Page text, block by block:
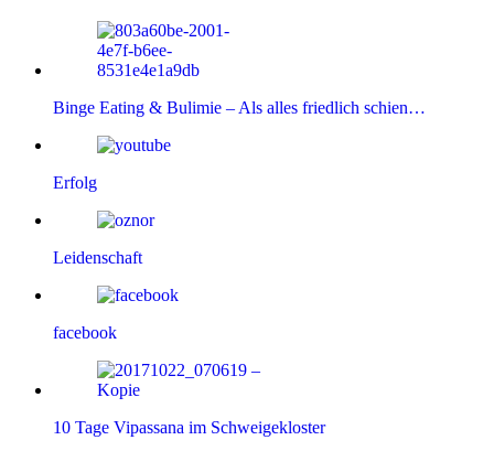
Binge Eating & Bulimie – Als alles friedlich schien…
Erfolg
Leidenschaft
facebook
10 Tage Vipassana im Schweigekloster